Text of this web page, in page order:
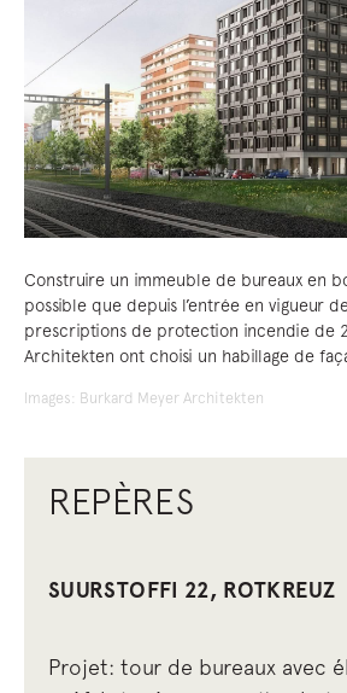
Construire un immeuble de bureaux en
possible que depuis l’entrée en vigueur
prescriptions de protection incendie de
Architekten ont choisi un habillage de
Images: Burkard Meyer Architekten
REPÈRES
SUURSTOFFI 22, ROTKREUZ
Projet: tour de bureaux avec